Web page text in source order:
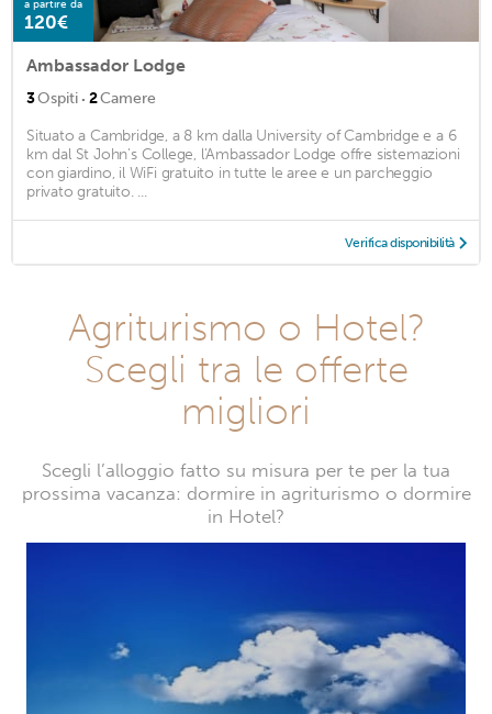
a partire da
120€
Ambassador Lodge
3Ospiti · 2Camere
Situato a Cambridge, a 8 km dalla University of Cambridge e a 6
km dal St John's College, l'Ambassador Lodge offre sistemazioni
con giardino, il WiFi gratuito in tutte le aree e un parcheggio
privato gratuito. ...
Verifica disponibilità
Agriturismo o Hotel?
Scegli tra le offerte
migliori
Scegli l’alloggio fatto su misura per te per la tua
prossima vacanza: dormire in agriturismo o dormire
in Hotel?